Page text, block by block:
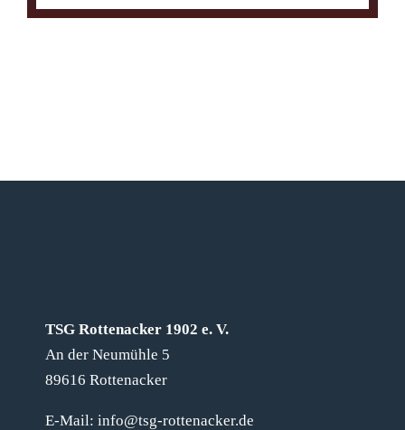
TSG Rottenacker 1902 e. V.
An der Neumühle 5
89616 Rottenacker
E-Mail: info@tsg-rottenacker.de